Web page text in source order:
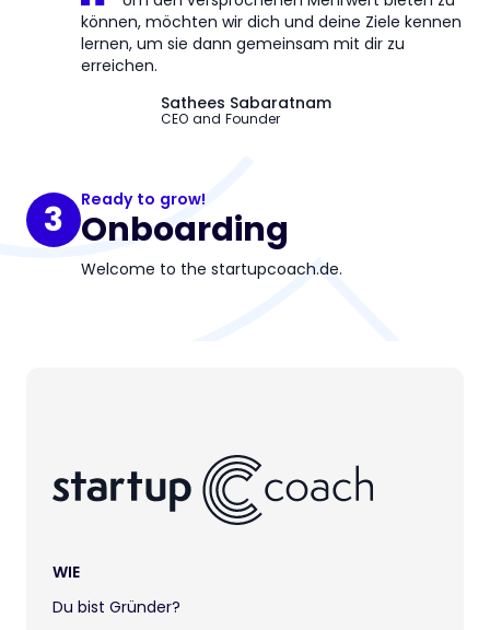
können, möchten wir dich und deine Ziele kennen
lernen, um sie dann gemeinsam mit dir zu
erreichen.
Sathees Sabaratnam
CEO and Founder
3 Ready to grow!
Onboarding
Welcome to the startupcoach.de.
WIE
Du bist Gründer?